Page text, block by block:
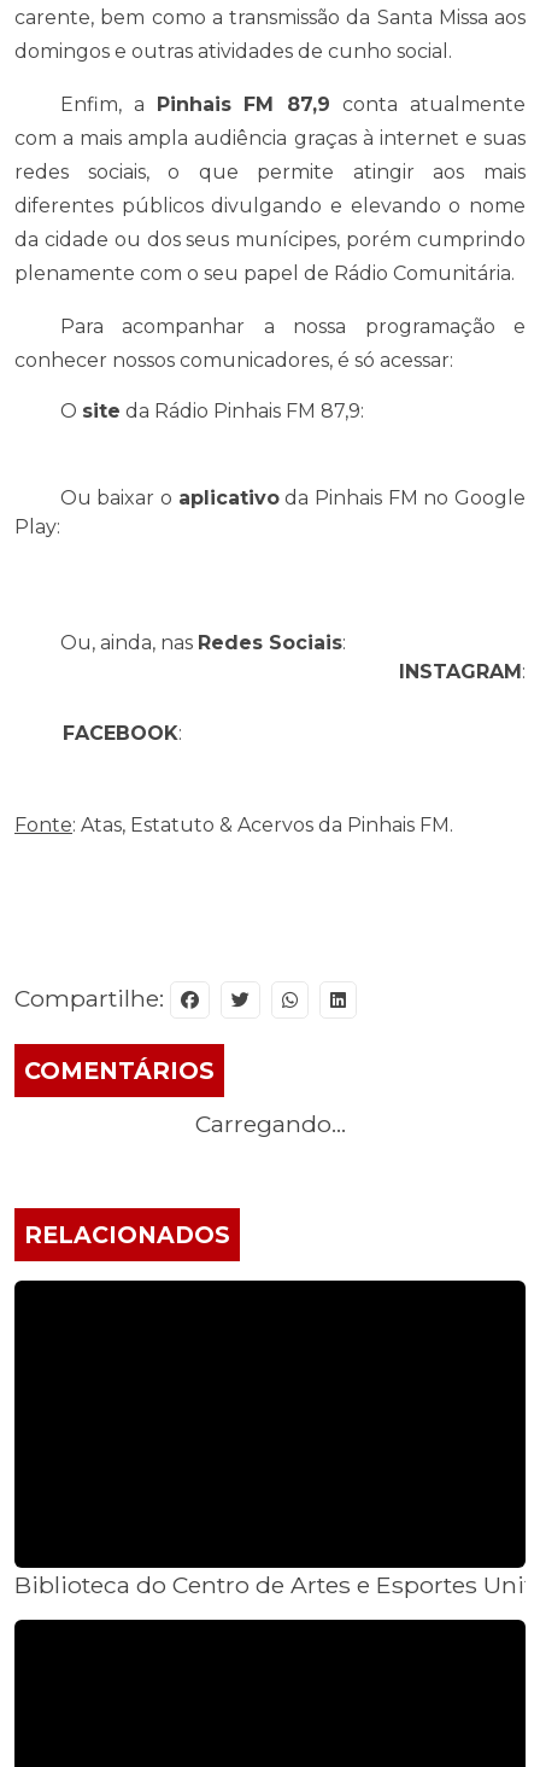
carente, bem como a transmissão da Santa Missa aos
domingos e outras atividades de cunho social.
Enfim, a Pinhais FM 87,9 conta atualmente
com a mais ampla audiência graças à internet e suas
redes sociais, o que permite atingir aos mais
diferentes públicos divulgando e elevando o nome
da cidade ou dos seus munícipes, porém cumprindo
plenamente com o seu papel de Rádio Comunitária.
Para acompanhar a nossa programação e
conhecer nossos comunicadores, é só acessar:
O site da Rádio Pinhais FM 87,9:
Ou baixar o aplicativoda Pinhais FM no Google
Play:
Ou, ainda, nas Redes Sociais:
INSTAGRAM:
FACEBOOK:
Fonte: Atas, Estatuto & Acervos da Pinhais FM.
Compartilhe:
COMENTÁRIOS
Carregando...
RELACIONADOS
Biblioteca do Centro de Artes e Esportes